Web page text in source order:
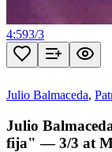
4:593/3
Julio Balmaceda,
Julio
fija" — 3/3 at